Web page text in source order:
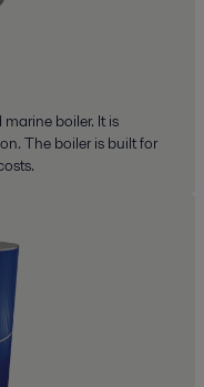
boiler. It is
The boiler is built for